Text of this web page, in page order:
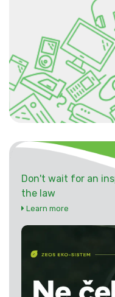
Don't wait for an
the law
Learn more